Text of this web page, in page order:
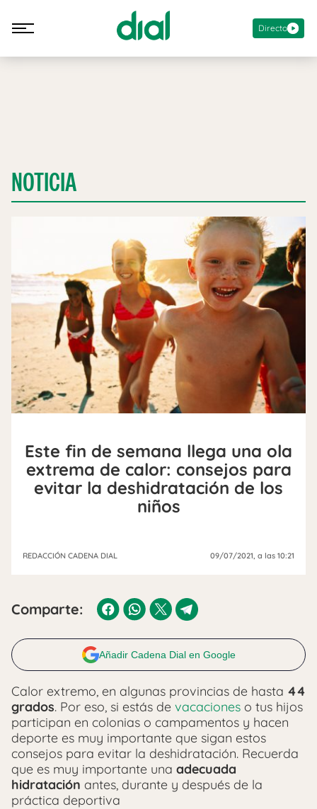
Directo
NOTICIA
Este fin de semana llega una ola
extrema de calor: consejos para
evitar la deshidratación de los
niños
REDACCIÓN CADENA DIAL 09/07/2021 , a las 10:21
Comparte:
Añadir Cadena Dial en Google
Calor extremo, en algunas provincias de hasta 44
grados. Por eso, si estás de vacaciones o tus hijos
participan en colonias o campamentos y hacen
deporte es muy importante que sigan estos
consejos para evitar la deshidratación. Recuerda
que es muy importante una adecuada
hidratación antes, durante y después de la
práctica deportiva